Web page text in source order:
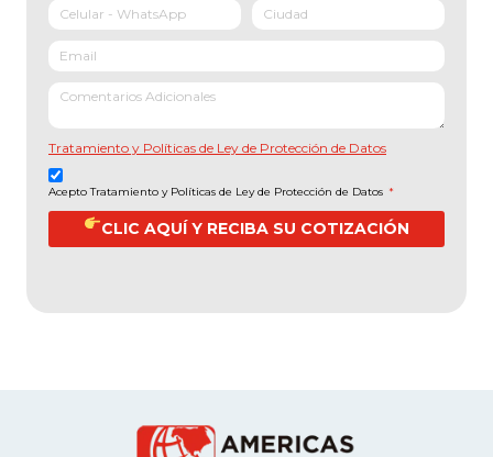
Tratamiento y Políticas de Ley de Protección de Datos
Acepto Tratamiento y Políticas de Ley de Protección de Datos *
CLIC AQUÍ Y RECIBA SU COTIZACIÓN